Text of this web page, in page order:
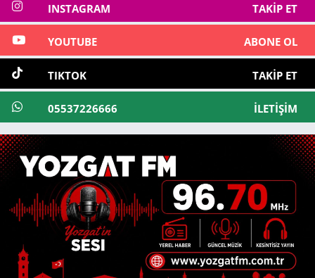
INSTAGRAM TAKIP ET
YOUTUBE ABONE OL
TIKTOK TAKIP ET
05537226666 İLETIŞIM